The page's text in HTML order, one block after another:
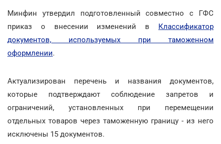
Минфин утвердил подготовленный совместно с ГФС
приказ о внесении изменений в Классификатор
документов, используемых при таможенном
оформлении.
Актуализирован перечень и названия документов,
которые подтверждают соблюдение запретов и
ограничений, установленных при перемещении
отдельных товаров через таможенную границу - из него
исключены 15 документов.